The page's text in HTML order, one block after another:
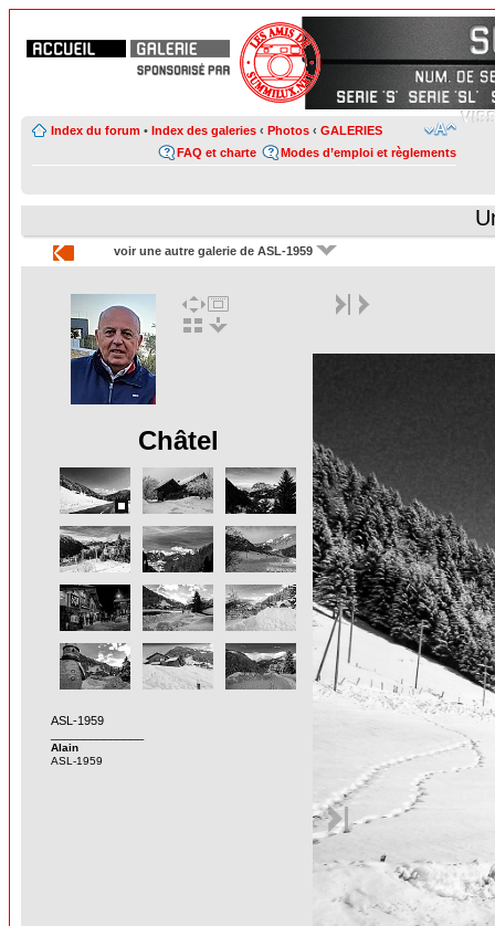
Index du forum • Index des galeries ‹ Photos ‹ GALERIES
Modes d’emploi et règlements
FAQ et charte
voir une autre galerie de ASL-1959
Châtel
ASL-1959
Alain
ASL-1959